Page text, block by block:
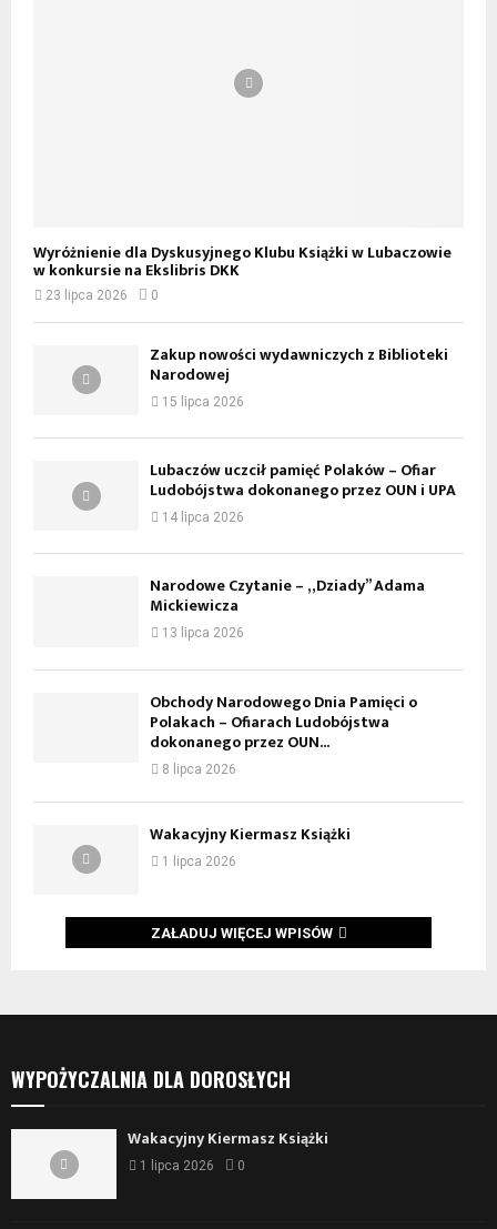
Wyróżnienie dla Dyskusyjnego Klubu Książki w Lubaczowie
w konkursie na Ekslibris DKK
23 lipca 2026 0
Zakup nowości wydawniczych z Biblioteki
Narodowej
15 lipca 2026
Lubaczów uczcił pamięć Polaków – Ofiar
Ludobójstwa dokonanego przez OUN i UPA
14 lipca 2026
Narodowe Czytanie – „Dziady” Adama
Mickiewicza
13 lipca 2026
Obchody Narodowego Dnia Pamięci o
Polakach – Ofiarach Ludobójstwa
dokonanego przez OUN...
8 lipca 2026
Wakacyjny Kiermasz Książki
1 lipca 2026
ZAŁADUJ WIĘCEJ WPISÓW
WYPOŻYCZALNIA DLA DOROSŁYCH
Wakacyjny Kiermasz Książki
1 lipca 2026 0